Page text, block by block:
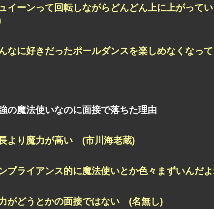
イーンって回転しながらどんどん上に上がって
なに好きだったポールダンスを楽しめなくなっ
の魔法使いなのに面接で落ちた理由
より魔力が高い (市川海老蔵)
プライアンス的に魔法使いとか色々まずいんだ
がどうとかの面接ではない (名無し)